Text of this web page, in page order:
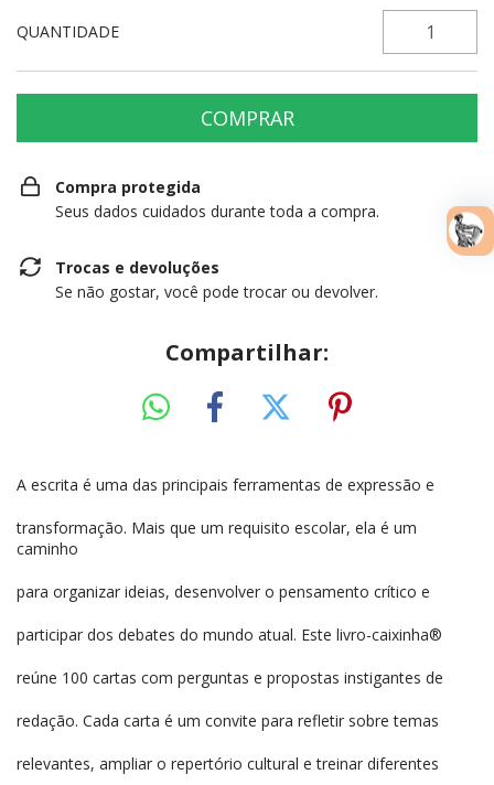
QUANTIDADE
Compra protegida
Seus dados cuidados durante toda a compra.
Trocas e devoluções
Se não gostar, você pode trocar ou devolver.
Compartilhar:
A escrita é uma das principais ferramentas de expressão e
transformação. Mais que um requisito escolar, ela é um
caminho
para organizar ideias, desenvolver o pensamento crítico e
participar dos debates do mundo atual. Este livro-caixinha®
reúne 100 cartas com perguntas e propostas instigantes de
redação. Cada carta é um convite para refletir sobre temas
relevantes, ampliar o repertório cultural e treinar diferentes